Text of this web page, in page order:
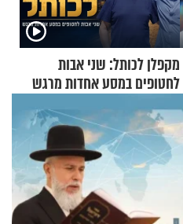
מקפלן לכותל: שני אבות
לחטופים במסע אחדות מרגש